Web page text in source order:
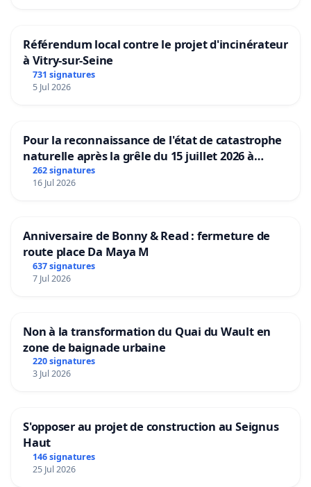
Référendum local contre le projet d'incinérateur
à Vitry-sur-Seine
731 signatures
5 Jul 2026
Pour la reconnaissance de l'état de catastrophe
naturelle après la grêle du 15 juillet 2026 à
Aubenas et ses alentours
262 signatures
16 Jul 2026
Anniversaire de Bonny & Read : fermeture de
route place Da Maya M
637 signatures
7 Jul 2026
Non à la transformation du Quai du Wault en
zone de baignade urbaine
220 signatures
3 Jul 2026
S'opposer au projet de construction au Seignus
Haut
146 signatures
25 Jul 2026